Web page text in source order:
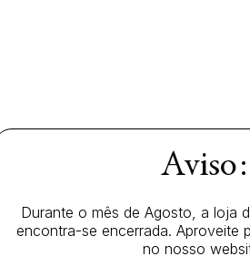
Aviso:
Durante o mês de Agosto, a loja
encontra-se encerrada. Aproveite
no nosso